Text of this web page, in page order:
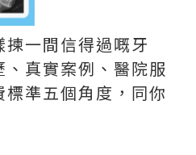
一間信得過嘅牙
真實案例、醫院服
準五個角度，同你